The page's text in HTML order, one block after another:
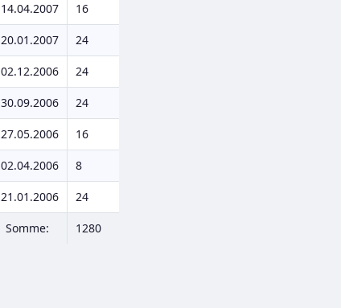
14.04.2007 16
20.01.2007 24
02.12.2006 24
30.09.2006 24
27.05.2006 16
02.04.2006 8
21.01.2006 24
Somme: 1280